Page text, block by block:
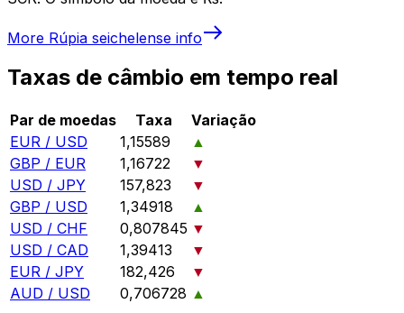
More Rúpia seichelense info
Taxas de câmbio em tempo real
Par de moedas Taxa
Variação
EUR / USD
1,15589
▲
GBP / EUR
1,16722
▼
USD / JPY
157,823
▼
GBP / USD
1,34918
▲
USD / CHF
0,807845 ▼
USD / CAD
1,39413
▼
EUR / JPY
182,426
▼
AUD / USD
0,706728 ▲